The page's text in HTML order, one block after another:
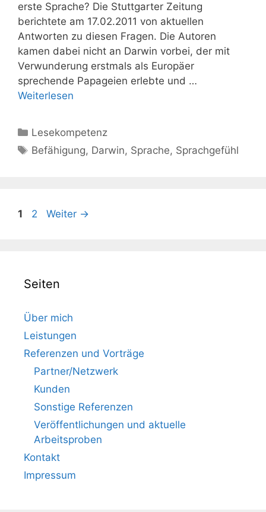
erste Sprache? Die Stuttgarter Zeitung
berichtete am 17.02.2011 von aktuellen
Antworten zu diesen Fragen. Die Autoren
kamen dabei nicht an Darwin vorbei, der mit
Verwunderung erstmals als Europäer
sprechende Papageien erlebte und …
Weiterlesen
Kategorien
Lesekompetenz
Schlagwörter
Befähigung, Darwin, Sprache, Sprachgefühl
Seite
1 Seite
2 Weiter →
Seiten
Über mich
Leistungen
Referenzen und Vorträge
Partner/Netzwerk
Kunden
Sonstige Referenzen
Veröffentlichungen und aktuelle
Arbeitsproben
Kontakt
Impressum